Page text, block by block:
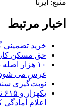
اخبار مرتبط
خرید تضمینی
حق مسکن کارگران ۳
۱۰ هزار
غرس می شود
نوبت‌گیری
اعلام آمادگی